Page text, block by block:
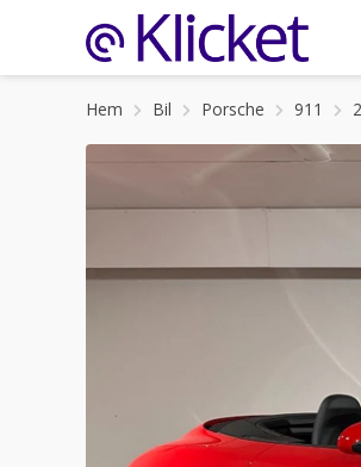
Hem Bil Porsche 911